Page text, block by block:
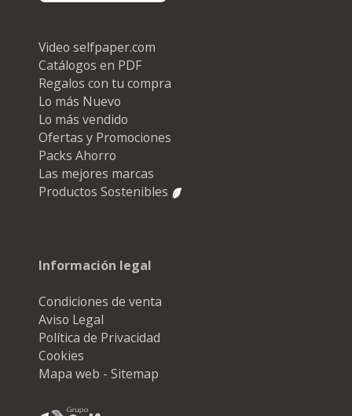
Video selfpaper.com
Catálogos en PDF
Regalos con tu compra
Lo más Nuevo
Lo más vendido
Ofertas y Promociones
Packs Ahorro
Las mejores marcas
Productos Sostenibles
Información legal
Condiciones de venta
Aviso Legal
Política de Privacidad
Cookies
Mapa web - Sitemap